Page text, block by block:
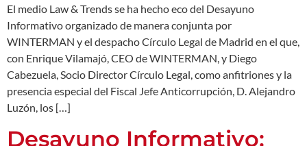
El medio Law & Trends se ha hecho eco del Desayuno
Informativo organizado de manera conjunta por
WINTERMAN y el despacho Círculo Legal de Madrid en el que,
con Enrique Vilamajó, CEO de WINTERMAN, y Diego
Cabezuela, Socio Director Círculo Legal, como anfitriones y la
presencia especial del Fiscal Jefe Anticorrupción, D. Alejandro
Luzón, los […]
Desayuno Informativo: